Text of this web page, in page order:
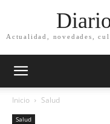
Actualidad, novedades,
Inicio Salud
Salud